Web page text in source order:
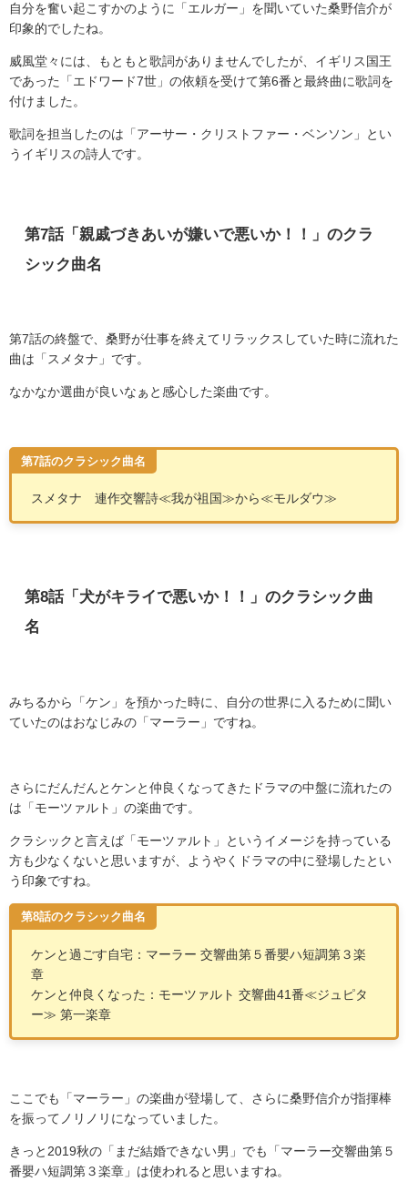
自分を奮い起こすかのように「エルガー」を聞いていた桑野信介が
印象的でしたね。
威風堂々には、もともと歌詞がありませんでしたが、イギリス国王
であった「エドワード7世」の依頼を受けて第6番と最終曲に歌詞を
付けました。
歌詞を担当したのは「アーサー・クリストファー・ベンソン」とい
うイギリスの詩人です。
第7話「親戚づきあいが嫌いで悪いか！！」のクラ
シック曲名
第7話の終盤で、桑野が仕事を終えてリラックスしていた時に流れた
曲は「スメタナ」です。
なかなか選曲が良いなぁと感心した楽曲です。
第7話のクラシック曲名
スメタナ 連作交響詩≪我が祖国≫から≪モルダウ≫
第8話「犬がキライで悪いか！！」のクラシック曲
名
みちるから「ケン」を預かった時に、自分の世界に入るために聞い
ていたのはおなじみの「マーラー」ですね。
さらにだんだんとケンと仲良くなってきたドラマの中盤に流れたの
は「モーツァルト」の楽曲です。
クラシックと言えば「モーツァルト」というイメージを持っている
方も少なくないと思いますが、ようやくドラマの中に登場したとい
う印象ですね。
第8話のクラシック曲名
ケンと過ごす自宅：マーラー 交響曲第５番嬰ハ短調第３楽
章
ケンと仲良くなった：モーツァルト 交響曲41 番≪ジュピタ
ー≫ 第一楽章
ここでも「マーラー」の楽曲が登場して、さらに桑野信介が指揮棒
を振ってノリノリになっていました。
きっと 2019秋の「まだ結婚できない男」でも「マーラー交響曲第５
番嬰ハ短調第３楽章」は使われると思いますね。